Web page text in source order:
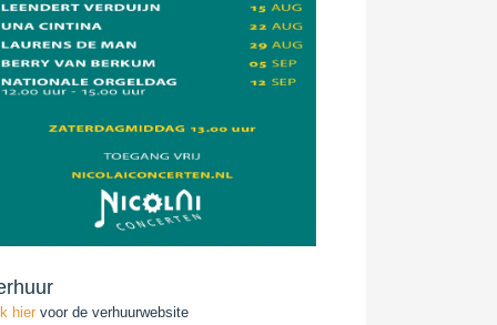
hiervoor de verhuurwebsite